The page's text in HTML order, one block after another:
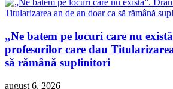
„Ne batem pe locuri care nu
profesorilor care dau
să rămână suplinitori
august 6, 2026